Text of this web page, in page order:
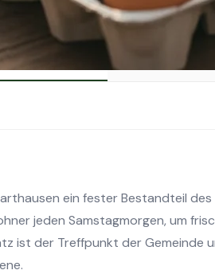
ein fester Bestandteil
jeden Samstagmorgen, um
ist der Treffpunkt der Gemeinde